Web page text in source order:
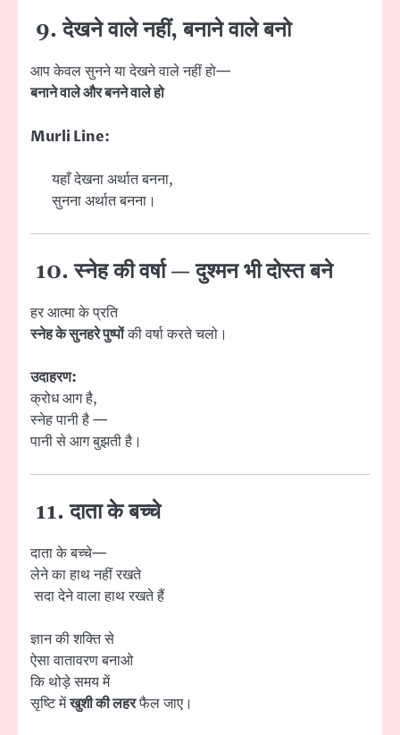
9. देखने वाले नहीं, बनाने वाले बनो
आप केवल सुनने या देखने वाले नहीं हो—
बनाने वाले और बनने वाले हो
Murli Line:
यहाँ देखना अर्थात बनना,
सुनना अर्थात बनना।
10. स्नेह की वर्षा — दुश्मन भी दोस्त बने
हर आत्मा के प्रति
स्नेह के सुनहरे पुष्पोंकी वर्षा करते चलो।
उदाहरण:
क्रोध आग है,
स्नेह पानी है —
पानी से आग बुझती है।
11. दाता के बच्चे
दाता के बच्चे—
लेने का हाथ नहीं रखते
सदा देने वाला हाथ रखते हैं
ज्ञान की शक्ति से
ऐसा वातावरण बनाओ
कि थोड़े समय में
सृष्टि मेंखुशी की लहरफैल जाए।